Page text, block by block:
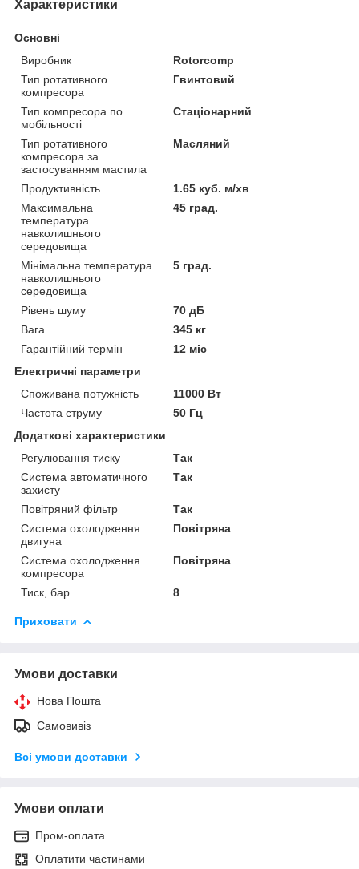
Характеристики
Основні
Виробник
Rotorcomp
Тип ротативного
компресора
Гвинтовий
Тип компресора по
мобільності
Стаціонарний
Тип ротативного
компресора за
застосуванням мастила
Масляний
Продуктивність
1.65 куб. м/хв
Максимальна
температура
навколишнього
середовища
45 град.
Мінімальна температура
навколишнього
середовища
5 град.
Рівень шуму
70 дБ
Вага
345 кг
Гарантійний термін
12 міс
Електричні параметри
Споживана потужність
11000 Вт
Частота струму
50 Гц
Додаткові характеристики
Регулювання тиску
Так
Система автоматичного
захисту
Так
Повітряний фільтр
Так
Система охолодження
двигуна
Повітряна
Система охолодження
компресора
Повітряна
Тиск, бар 8
Приховати
Умови доставки
Нова Пошта
Самовивіз
Всі умови доставки
Умови оплати
Пром-оплата
Оплатити частинами